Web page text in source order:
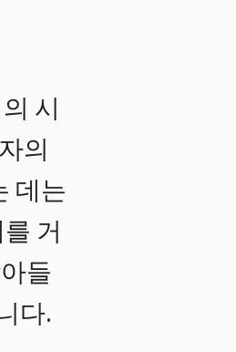
시
의
데는
거
들
다.